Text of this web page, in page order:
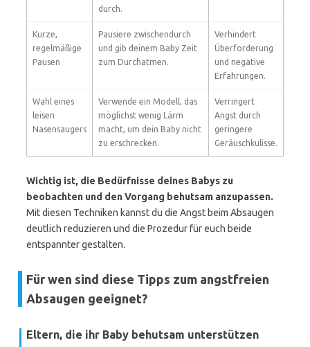
durch.
Kurze,
regelmäßige
Pausen
Pausiere zwischendurch
und gib deinem Baby Zeit
zum Durchatmen.
Verhindert
Überforderung
und negative
Erfahrungen.
Wahl eines
leisen
Nasensaugers
Verwende ein Modell, das
möglichst wenig Lärm
macht, um dein Baby nicht
zu erschrecken.
Verringert
Angst durch
geringere
Geräuschkulisse.
Wichtig ist, die Bedürfnisse deines Babys zu
beobachten und den Vorgang behutsam anzupassen.
Mit diesen Techniken kannst du die Angst beim Absaugen
deutlich reduzieren und die Prozedur für euch beide
entspannter gestalten.
Für wen sind diese Tipps zum angstfreien
Absaugen geeignet?
Eltern, die ihr Baby behutsam unterstützen